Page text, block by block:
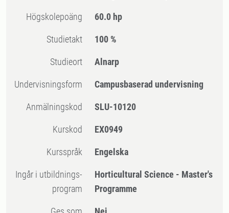
högskolepoäng 60.0 hp
Studietakt 100 %
Studieort Alnarp
Undervisningsform Campusbaserad undervisning
Anmälningskod SLU-10120
Kurskod EX0949
Kursspråk Engelska
Ingår i utbildnings-
program
Horticultural Science - Master's
Programme